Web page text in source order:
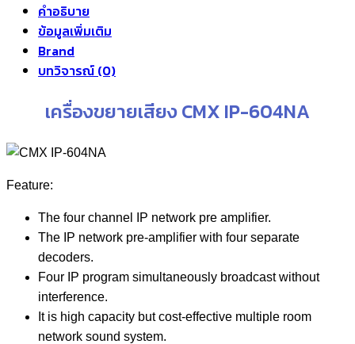
฿3,750.00.
คำอธิบาย
ข้อมูลเพิ่มเติม
Brand
บทวิจารณ์ (0)
เครื่องขยายเสียง CMX IP-604NA
Feature:
The four channel IP network pre amplifier.
The IP network pre-amplifier with four separate
decoders.
Four IP program simultaneously broadcast without
interference.
It is high capacity but cost-effective multiple room
network sound system.